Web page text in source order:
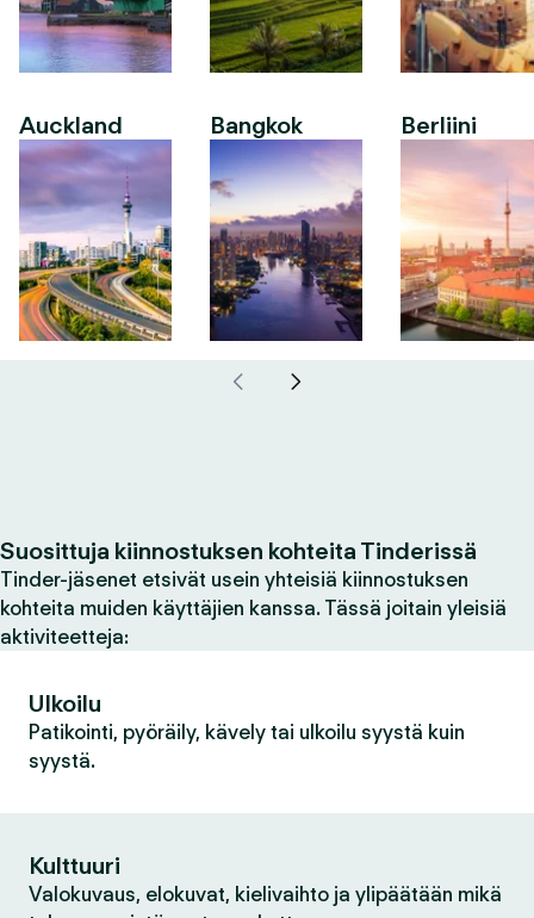
Auckland Bangkok Berliini
Suosittuja kiinnostuksen kohteita Tinderissä
Tinder-jäsenet etsivät usein yhteisiä kiinnostuksen
kohteita muiden käyttäjien kanssa. Tässä joitain yleisiä
aktiviteetteja:
Ulkoilu
Patikointi, pyöräily, kävely tai ulkoilu syystä kuin
syystä.
Kulttuuri
Valokuvaus, elokuvat, kielivaihto ja ylipäätään mikä